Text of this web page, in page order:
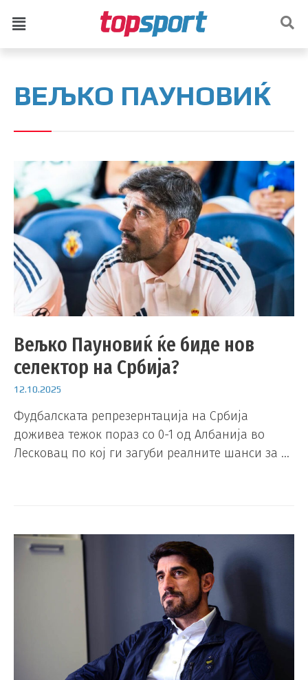
ВЕЉКО ПАУНОВИЌ
Вељко Пауновиќ ќе биде нов
селектор на Србија?
12.10.2025
Фудбалската репрезернтација на Србија
доживеа тежок пораз со 0-1 од Албанија во
Лесковац по кој ги загуби реалните шанси за …